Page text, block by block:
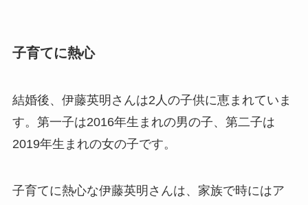
子育てに熱心
結婚後、伊藤英明さんは2人の子供に恵まれていま
す。第一子は2016年生まれの男の子、第二子は
2019年生まれの女の子です。
子育てに熱心な伊藤英明さんは、家族で時にはア